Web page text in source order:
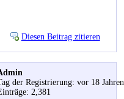
Diesen Beitrag zitieren
der Registrierung: vor 18 Jahren
2,381